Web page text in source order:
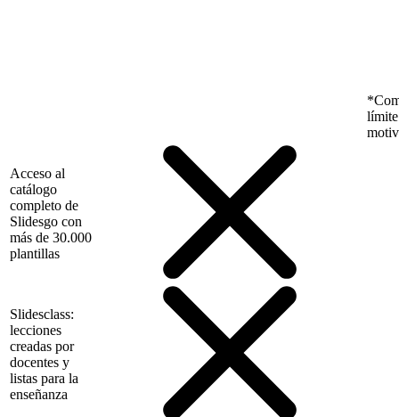
límite
Acceso al
catálogo
completo de
Slidesgo con
más de 30.000
plantillas
Slidesclass:
lecciones
creadas por
docentes y
listas para la
enseñanza